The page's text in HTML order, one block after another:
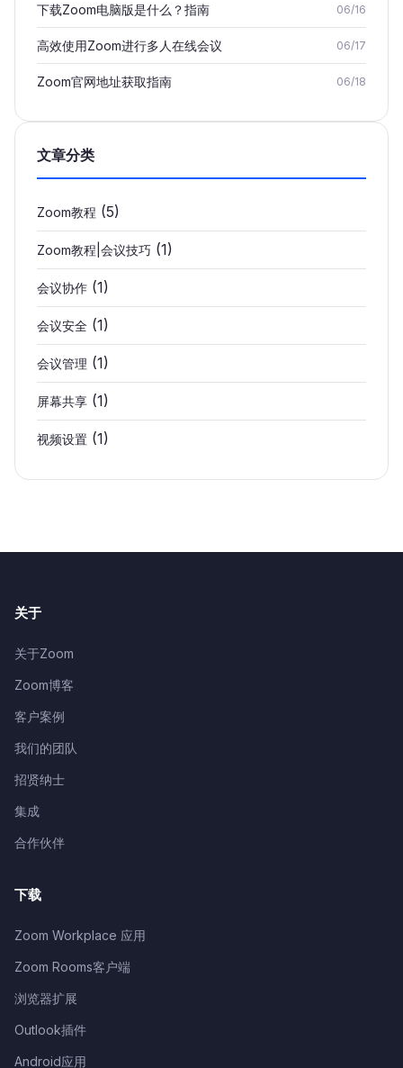
下载Zoom电脑版是什么？指南 06/16
高效使用Zoom进行多人在线会议 06/17
Zoom官网地址获取指南 06/18
文章分类
Zoom教程 (5)
Zoom教程|会议技巧 (1)
会议协作 (1)
会议安全 (1)
会议管理 (1)
屏幕共享 (1)
视频设置 (1)
关于
关于Zoom
Zoom博客
客户案例
我们的团队
招贤纳士
集成
合作伙伴
下载
Zoom Workplace 应用
Zoom Rooms客户端
浏览器扩展
Outlook插件
Android应用